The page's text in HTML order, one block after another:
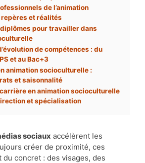
de l’animation
et réalités
pour travailler dans
de compétences : du
et au Bac+3
animation socioculturelle :
et saisonnalité
en animation socioculturelle
et spécialisation
sociaux accélèrent les
créer de proximité, ces
du concret : des visages, des